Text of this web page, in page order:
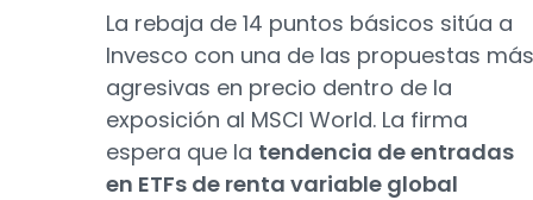
La rebaja de 14 puntos básicos sitúa a
Invesco con una de las propuestas más
agresivas en precio dentro de la
exposición al MSCI World. La firma
espera que la tendencia de entradas
en ETFs de renta variable global